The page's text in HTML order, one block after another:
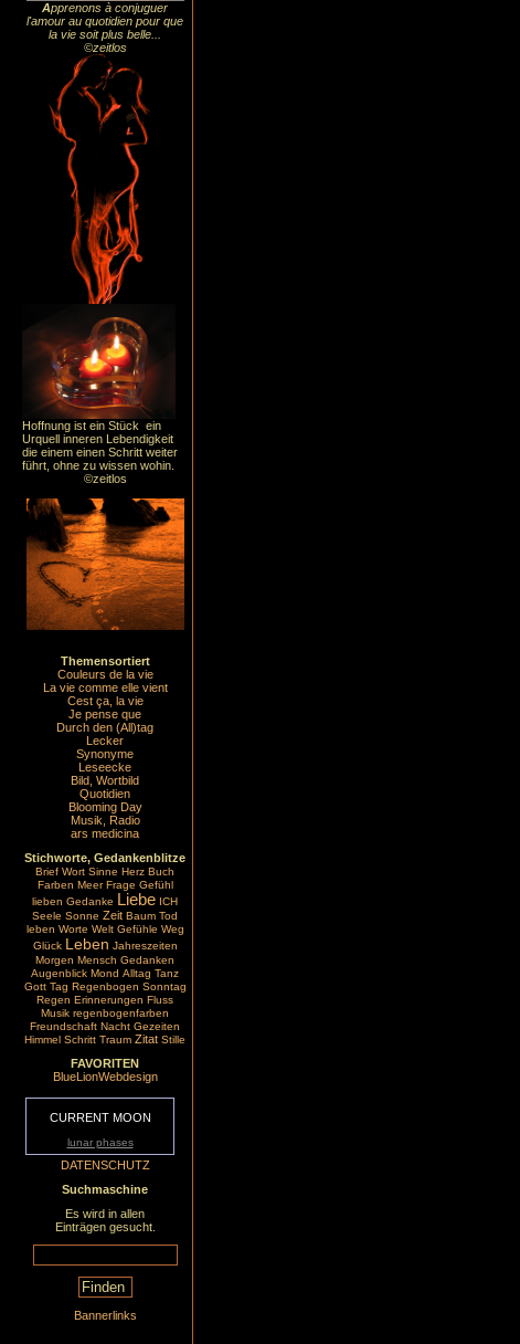
Apprenons à conjuguer
l'amour au quotidien pour que
la vie soit plus belle...
©zeitlos
Hoffnung ist ein Stück ein
Urquell inneren Lebendigkeit
die einem einen Schritt weiter
führt, ohne zu wissen wohin.
©zeitlos
Themensortiert
Couleurs de la vie
La vie comme elle vient
Cest ça, la vie
Je pense que
Durch den (All)tag
Lecker
Synonyme
Leseecke
Bild, Wortbild
Quotidien
Blooming Day
Musik, Radio
ars medicina
Stichworte, Gedankenblitze
Brief Wort Sinne Herz Buch
Farben Meer Frage Gefühl
lieben Gedanke Liebe ICH
Seele Sonne Zeit Baum Tod
leben Worte Welt Gefühle Weg
Glück Leben Jahreszeiten
Morgen Mensch Gedanken
Augenblick Mond Alltag Tanz
Gott Tag Regenbogen Sonntag
Regen Erinnerungen Fluss
Musik regenbogenfarben
Freundschaft Nacht Gezeiten
Himmel Schritt Traum Zitat Stille
FAVORITEN
BlueLionWebdesign
CURRENT MOON
lunar phases
DATENSCHUTZ
Suchmaschine
Es wird in allen
Einträgen gesucht.
Bannerlinks